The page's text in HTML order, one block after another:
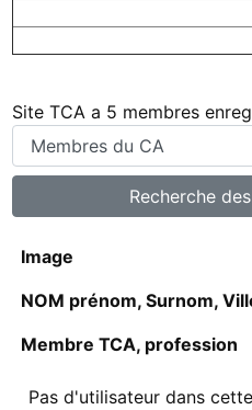
Site TCA a 5 membres
Recherche
Image
NOM prénom, Surnom,
Membre TCA, profession
Pas d'utilisateur dans